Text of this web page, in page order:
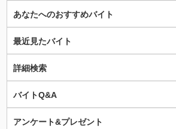
あなたへのおすすめバイト
最近見たバイト
詳細検索
バイトQ&A
アンケート&プレゼント